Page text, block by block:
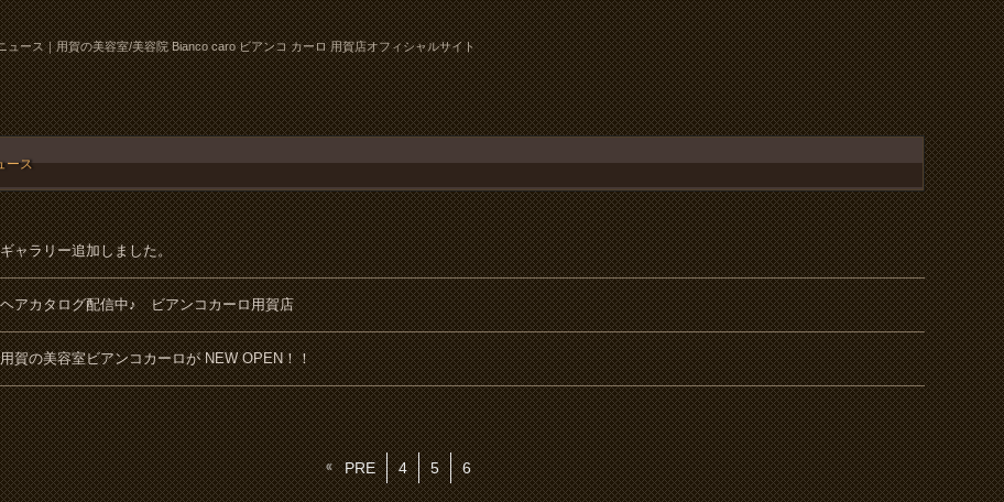
ュース｜用賀の美容室/美容院 Bianco caro ビアンコ カーロ 用賀店オフィシャルサイト
ース
ギャラリー追加しました。
ヘアカタログ配信中♪ ビアンコカーロ用賀店
用賀の美容室ビアンコカーロが NEW OPEN！！
PRE 4 5 6